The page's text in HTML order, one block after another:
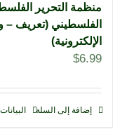
منظمة التحرير
الفلسطيني (تعريف –
الإلكترونية)
$6.99
إضافة إلى السلة البيانات